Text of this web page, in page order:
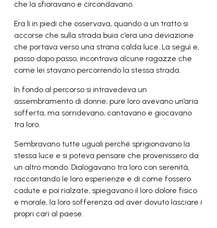
che la sfioravano e circondavano.
Era lì in piedi che osservava, quando a un tratto si
accorse che sulla strada buia c’era una deviazione
che portava verso una strana calda luce. La seguì e,
passo dopo passo, incontrava alcune ragazze che
come lei stavano percorrendo la stessa strada.
In fondo al percorso si intravedeva un
assembramento di donne; pure loro avevano un’aria
sofferta, ma sorridevano, cantavano e giocavano
tra loro.
Sembravano tutte uguali perché sprigionavano la
stessa luce e si poteva pensare che provenissero da
un altro mondo. Dialogavano tra loro con serenità,
raccontando le loro esperienze e di come fossero
cadute e poi rialzate, spiegavano il loro dolore fisico
e morale, la loro sofferenza ad aver dovuto lasciare i
propri cari al paese.